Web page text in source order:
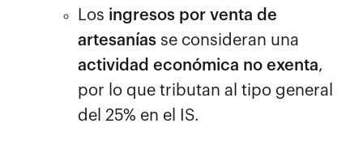
Los ingresos por venta de
artesanías se consideran una
actividad económica no exenta,
por lo que tributan al tipo general
del 25% en el IS.